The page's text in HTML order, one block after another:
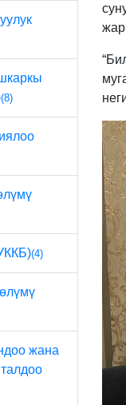
(8)
(4)
жана